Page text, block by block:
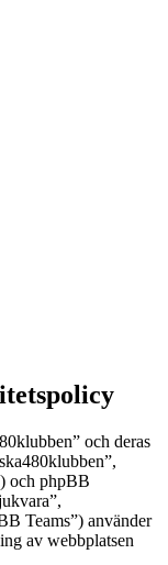
och deras
och phpBB
Teams”) använder
av webbplatsen